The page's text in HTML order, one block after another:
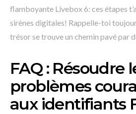
flamboyante Livebox 6: ces étapes
sirènes digitales! Rappelle-toi
trésor se trouve un chemin pavé par
FAQ : Résoudre
problèmes
aux identifiants